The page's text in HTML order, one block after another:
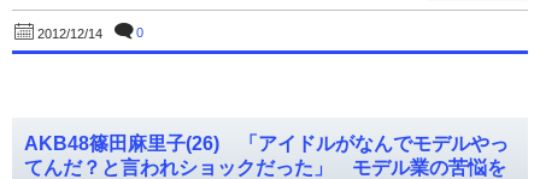
2012/12/14 0
AKB48篠田麻里子(26) 「アイドルがなんでモデルやっ
てんだ？と言われショックだった」 モデル業の苦悩を